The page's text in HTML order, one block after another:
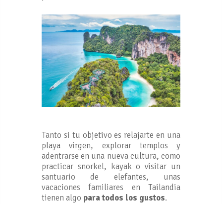
Tanto si tu objetivo es relajarte en una
playa virgen, explorar templos y
adentrarse en una nueva cultura, como
practicar snorkel, kayak o visitar un
santuario de elefantes, unas
vacaciones familiares en Tailandia
tienen algo para todos los gustos.